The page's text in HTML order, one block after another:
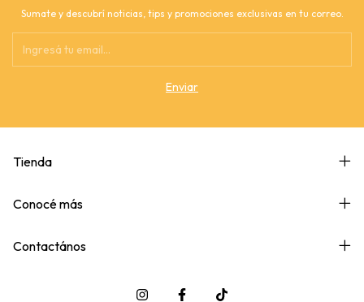
Sumate y descubrí noticias, tips y promociones exclusivas en tu correo.
Tienda
Conocé más
Contactános